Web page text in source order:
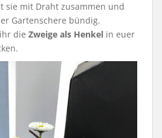
sie mit Draht zusammen und
Gartenschere bündig.
die Zweige als Henkel in euer